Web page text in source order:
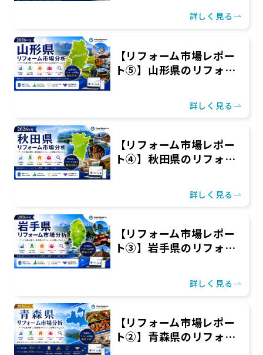
詳しく見る
【リフォーム市場レポー
ト⑤】山形県のリフォ…
詳しく見る
【リフォーム市場レポー
ト④】秋田県のリフォ…
詳しく見る
【リフォーム市場レポー
ト③】岩手県のリフォ…
詳しく見る
【リフォーム市場レポー
ト②】青森県のリフォ…